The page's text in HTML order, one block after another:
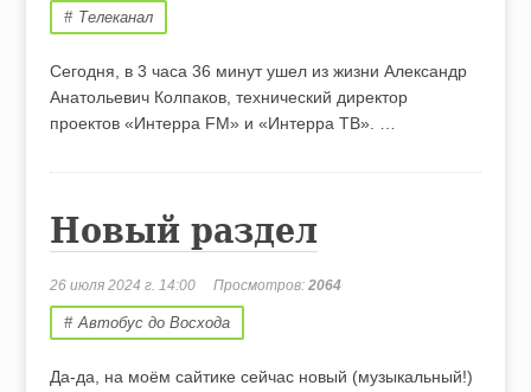
Телеканал
Сегодня, в 3 часа 36 минут ушел из жизни Александр
Анатольевич Колпаков, технический директор
проектов «Интерра FM» и «Интерра ТВ». …
Новый раздел
26 июля 2024 г. 14:00 Просмотров:2064
Автобус до Восхода
Да-да, на моём сайтике сейчас новый (музыкальный!)